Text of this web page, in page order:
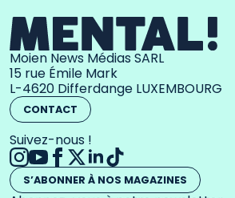
Moien News Médias SARL
15 rue Émile Mark
L-4620 Differdange LUXEMBOURG
CONTACT
Suivez-nous !
S’ABONNER À NOS MAGAZINES